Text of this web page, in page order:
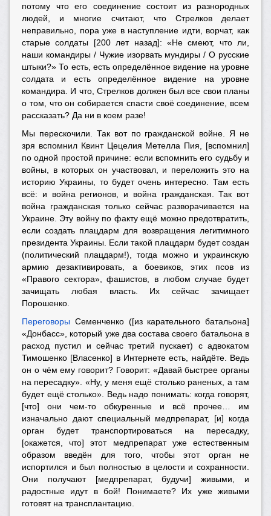
потому что его соединение состоит из разнородных
людей, и многие считают, что Стрелков делает
неправильно, пора уже в наступление идти, ворчат, как
старые солдаты [200 лет назад]: «Не смеют, что ли,
наши командиры / Чужие изорвать мундиры / О русские
штыки?» То есть, есть определённое видение на уровне
солдата и есть определённое видение на уровне
командира. И что, Стрелков должен был все свои планы
о том, что он собирается спасти своё соединение, всем
рассказать? Да ни в коем разе!
Мы перескочили. Так вот по гражданской войне. Я не
зря вспомнил Квинт Цецелия Метелла Пия, [вспомнил]
по одной простой причине: если вспомнить его судьбу и
войны, в которых он участвовал, и переложить это на
историю Украины, то будет очень интересно. Там есть
всё: и война регионов, и война гражданская. Так вот
война гражданская только сейчас разворачивается на
Украине. Эту войну по факту ещё можно предотвратить,
если создать плацдарм для возвращения легитимного
президента Украины. Если такой плацдарм будет создан
(политический плацдарм!), тогда можно и украинскую
армию дезактивировать, а боевиков, этих псов из
«Правого сектора», фашистов, в любом случае будет
зачищать любая власть. Их сейчас зачищает
Порошенко.
Переговоры Семенченко ([из карательного батальона]
«Донбасс», который уже два состава своего батальона в
расход пустил и сейчас третий пускает) с адвокатом
Тимошенко [Власенко] в Интернете есть, найдёте. Ведь
он о чём ему говорит? Говорит: «Давай быстрее органы
на пересадку». «Ну, у меня ещё столько раненых, а там
будет ещё столько». Ведь надо понимать: когда говорят,
[что] они чем-то обкуренные и всё прочее… им
изначально дают специальный медпрепарат, [и] когда
орган будет транспортироваться на пересадку,
[окажется, что] этот медпрепарат уже естественным
образом введён для того, чтобы этот орган не
испортился и был полностью в целости и сохранности.
Они получают [медпрепарат, будучи] живыми, и
радостные идут в бой! Понимаете? Их уже живыми
готовят на трансплантацию.